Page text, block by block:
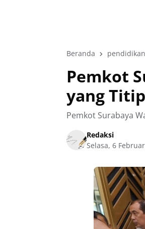
Beranda pendidikan
Pemkot
yang
Pemkot Surabaya
Redaksi
Selasa, 6